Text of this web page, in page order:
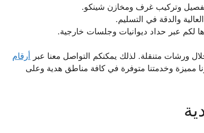
وتركيب غرف ومخازن شينكو.
والدقة في التسليم.
لكم عبر حداد ديوانيات وجلسات خارجية.
ورشات متنقلة. لذلك يمكنكم التواصل معنا عبر
أرقام
مميزة وخدمتنا متوفرة في كافة مناطق هدية وعلى